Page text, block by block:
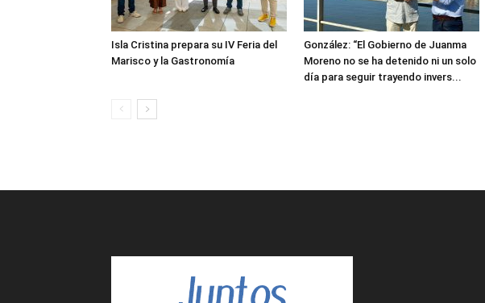
Isla Cristina prepara su IV Feria del
Marisco y la Gastronomía
González: “El Gobierno de Juanma
Moreno no se ha detenido ni un solo
día para seguir trayendo invers...